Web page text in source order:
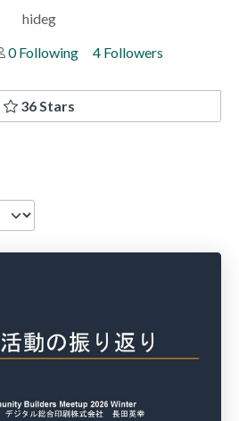
hideg
0 Following 4 Followers
36 Stars